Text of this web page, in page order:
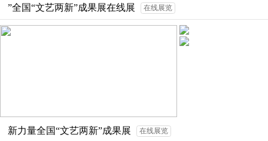
”全国“文艺两新”成果展在线展 在线展览
新力量全国“文艺两新”成果展 在线展览